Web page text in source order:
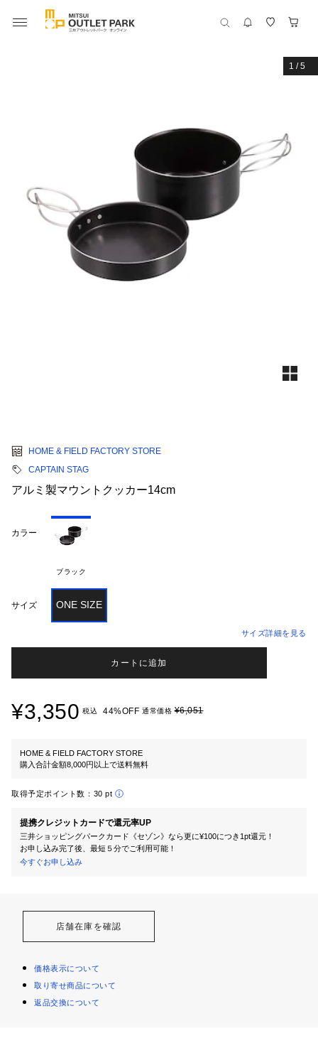
1 /5
HOME & FIELD FACTORY STORE
CAPTAIN STAG
アルミ製マウントクッカー14cm
カラー
ブラック
サイズ ONE SIZE
サイズ詳細を見る
カートに追加
¥3,350 税込 44%OFF 通常価格¥6,051
HOME & FIELD FACTORY STORE
購入合計金額8,000円以上で送料無料
取得予定ポイント数： 30 pt
提携クレジットカードで還元率UP
三井ショッピングパークカード《セゾン》なら更に¥100につき1pt還元！
お申し込み完了後、最短５分でご利用可能！
今すぐお申し込み
店舗在庫を確認
価格表示について
取り寄せ商品について
返品交換について